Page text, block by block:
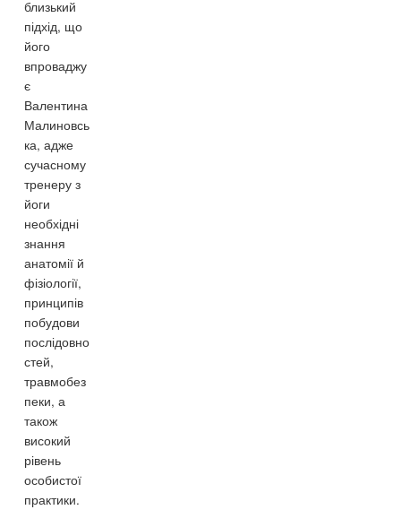
близький
підхід, що
його
впроваджу
є
Валентина
Малиновсь
ка, адже
сучасному
тренеру з
йоги
необхідні
знання
анатомії й
фізіології,
принципів
побудови
послідовно
стей,
травмобез
пеки, а
також
високий
рівень
особистої
практики.